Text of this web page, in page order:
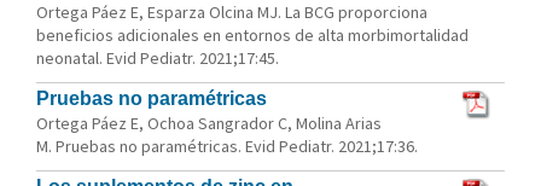
Ortega Páez E, Esparza Olcina MJ. La BCG proporciona
beneficios adicionales en entornos de alta morbimortalidad
neonatal. Evid Pediatr. 2021;17:45.
Pruebas no paramétricas
Ortega Páez E, Ochoa Sangrador C, Molina Arias
M. Pruebas no paramétricas. Evid Pediatr. 2021;17:36.